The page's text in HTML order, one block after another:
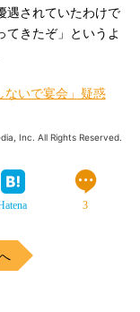
遇されていたわけで
てきたぞ」というよ
ないで宴会」疑惑
Inc. All Rights Reserved.
3